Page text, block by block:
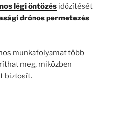
légi öntözés időzítését
drónos permetezés
munkafolyamat több
meg, miközben
biztosít.